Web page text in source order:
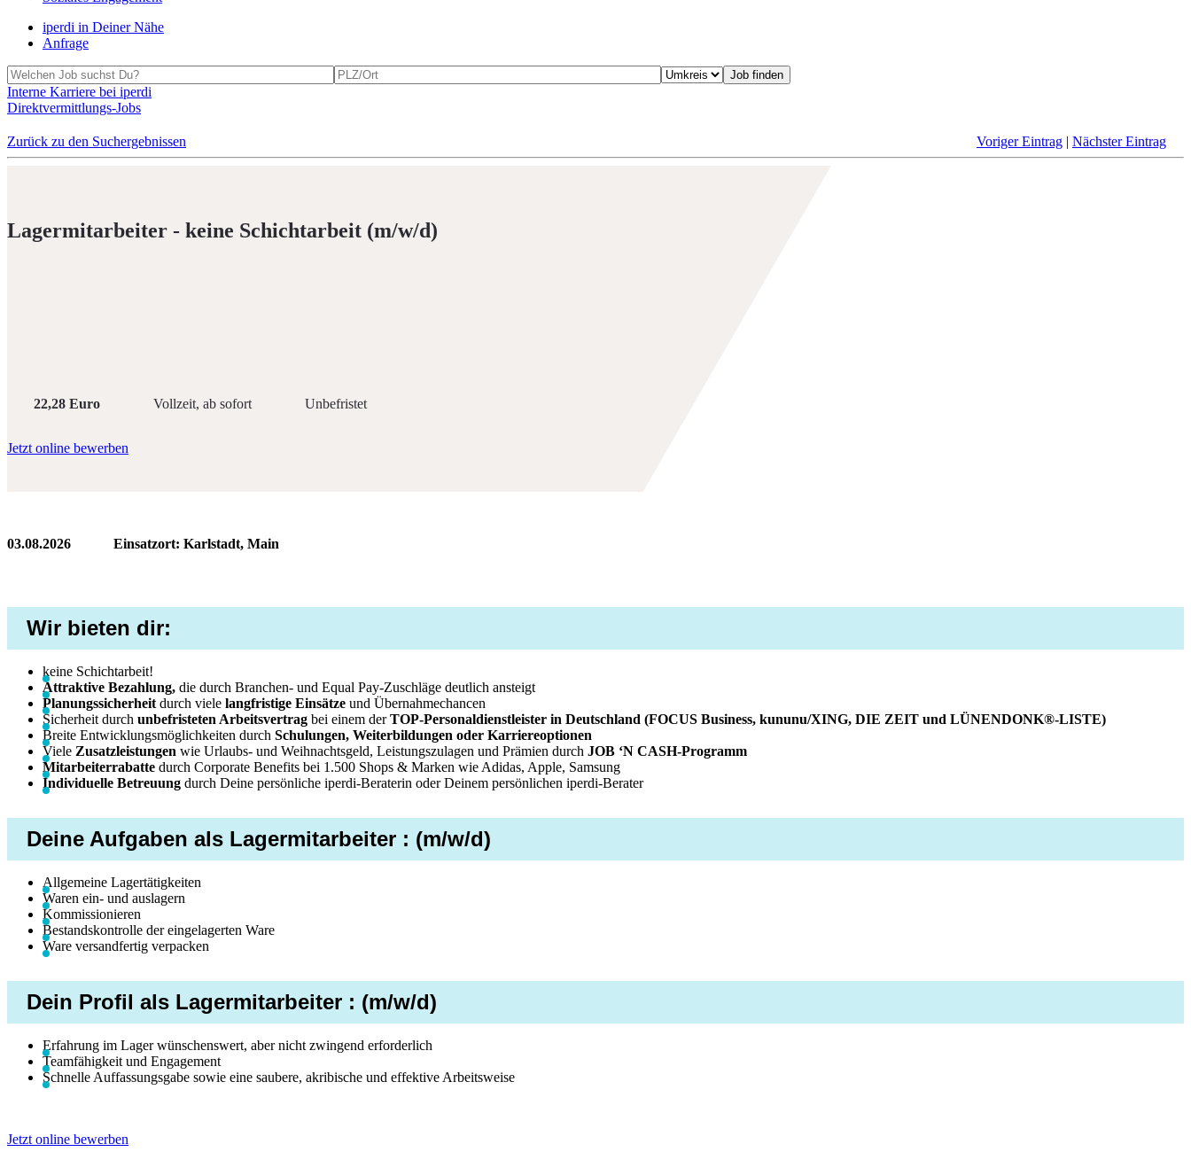
iperdi in Deiner Nähe
Anfrage
Interne Karriere bei iperdi
Direktvermittlungs-Jobs
Voriger Eintrag | Nächster Eintrag
Zurück zu den Suchergebnissen
Lager­mit­ar­beiter - keine Schicht­ar­beit (m/w/d)
22,28 Euro Vollzeit, ab sofort Unbefristet
Jetzt online bewerben
03.08.2026 Einsatzort: Karlstadt, Main
Wir bieten dir:
keine Schichtarbeit!
Attraktive Bezahlung, die durch Branchen- und Equal Pay-Zuschläge deutlich ansteigt
Planungssicherheit durch viele langfristige Einsätze und Übernahmechancen
Sicherheit durch unbefristeten Arbeitsvertrag bei einem derTOP-Personaldienstleister in Deutschland (FOCUS Business, kununu/XING, DIE ZEIT und LÜNENDONK®-LISTE)
Breite Entwicklungsmöglichkeiten durch Schulungen, Weiterbildungen oder Karriereoptionen
Viele Zusatzleistungen wie Urlaubs- und Weihnachtsgeld, Leistungszulagen und Prämien durch JOB ‘N CASH-Programm
Mitarbeiterrabatte durch Corporate Benefits bei 1.500 Shops & Marken wie Adidas, Apple, Samsung
Individuelle Betreuung durch Deine persönliche iperdi-Beraterin oder Deinem persönlichen iperdi-Berater
Deine Aufgaben als Lagermitarbeiter : (m/w/d)
Allgemeine Lagertätigkeiten
Waren ein- und auslagern
Kommissionieren
Bestandskontrolle der eingelagerten Ware
Ware versandfertig verpacken
Dein Profil als Lagermitarbeiter : (m/w/d)
Erfahrung im Lager wünschenswert, aber nicht zwingend erforderlich
Teamfähigkeit und Engagement
Schnelle Auffassungsgabe sowie eine saubere, akribische und effektive Arbeitsweise
Jetzt online bewerben